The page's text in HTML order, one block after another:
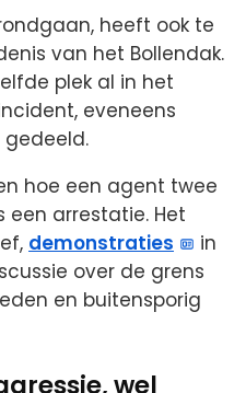
heeft ook te
van het Bollendak.
plek al in het
eveneens
hoe een agent twee
arrestatie. Het
demonstraties
in
over de grens
en buitensporig
wel